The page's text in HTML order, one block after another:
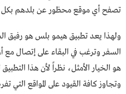
تصفح أي موقع محظور عن بلدهم بكل
ولهذا يعد تطبيق هيمو بلس هو رفيق
السفر وترغب في البقاء على إتصال مع
هو الخيار الأمثل، نظراً لأن هذا
وتجاوز كافة القيود على المواقع التي